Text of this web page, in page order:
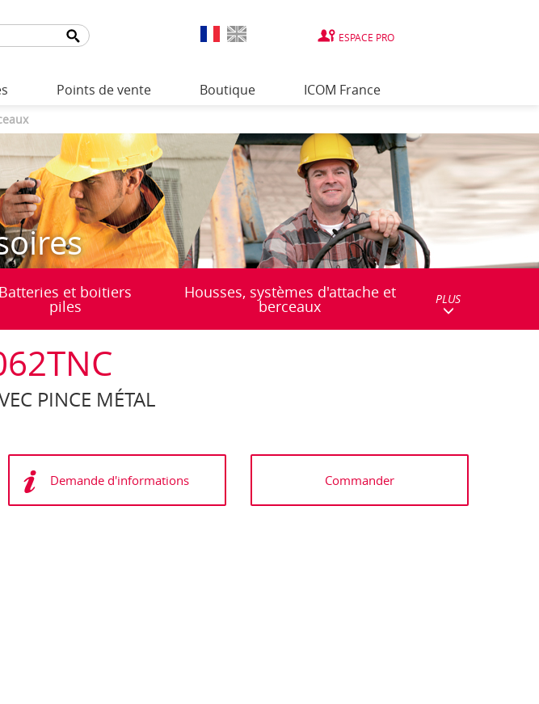
ESPACE PRO
Points de vente Boutique ICOM France
Batteries et boitiers
piles
Housses, systèmes d'attache et
berceaux PLUS
PINCE MÉTAL
Demande d'informations Commander